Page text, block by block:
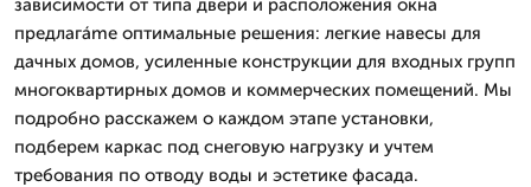
зависимости от типа двери и расположения окна
предлагáme оптимальные решения: легкие навесы для
дачных домов, усиленные конструкции для входных групп
многоквартирных домов и коммерческих помещений. Мы
подробно расскажем о каждом этапе установки,
подберем каркас под снеговую нагрузку и учтем
требования по отводу воды и эстетике фасада.